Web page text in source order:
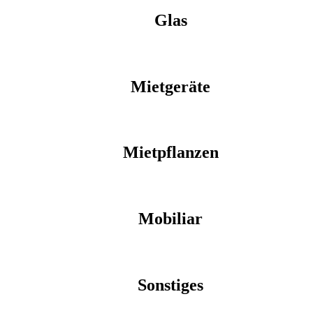
Glas
Mietgeräte
Mietpflanzen
Mobiliar
Sonstiges